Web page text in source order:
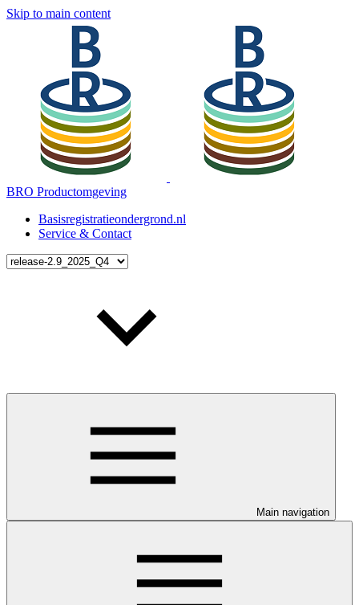
Skip to main content
BRO Productomgeving
Basisregistratieondergrond.nl
Service & Contact
Main navigation